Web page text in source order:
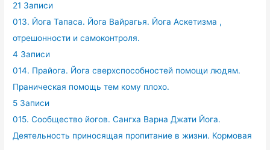
21 Записи
013. Йога Тапаса. Йога Вайрагья. Йога Аскетизма ,
отрешонности и самоконтроля.
4 Записи
014. Прайога. Йога сверхспособностей помощи людям.
Праническая помощь тем кому плохо.
5 Записи
015. Сообщество йогов. Сангха Варна Джати Йога.
Деятельность приносящая пропитание в жизни. Кормовая